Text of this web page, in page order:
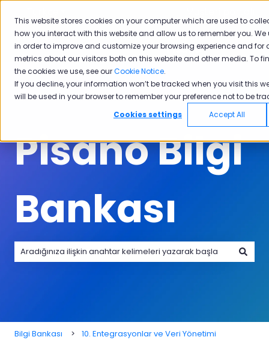
This website stores cookies on your computer which are used to
how you interact with this website and allow us to remember you.
in order to improve and customize your browsing experience and
metrics about our visitors both on this website and other media. To
the cookies we use, see ourCookie Notice.
If you decline, your information won’t be tracked when you visit this
will be used in your browser to remember your preference not to be
Cookies settings
Accept All
Ürünler
Ürünler için alt menüyü göster
Sektörler
Sektörler için alt menüyü göster
Neden
Pisano
Neden Pisano
Pisano Bilgi
Bankası
Bilgi Bankası 10. Entegrasyonlar ve Veri Yönetimi